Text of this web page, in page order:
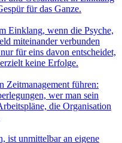
für das Ganze.
Einklang, wenn die Psyche,
miteinander verbunden
für eins davon entscheidet,
keine Erfolge.
Zeitmanagement führen:
wer man sein
die Organisation
ist unmittelbar an eigene